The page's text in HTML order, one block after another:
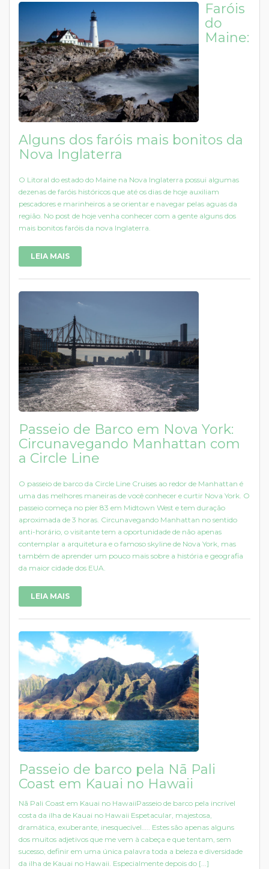
Faróis
do
Maine:
Alguns dos faróis mais bonitos da
Nova Inglaterra
O Litoral do estado do Maine na Nova Inglaterra possui algumas
dezenas de faróis históricos que até os dias de hoje auxiliam
pescadores e marinheiros a se orientar e navegar pelas aguas da
região. No post de hoje venha conhecer com a gente alguns dos
mais bonitos faróis da nova Inglaterra.
LEIA MAIS
Passeio de Barco em Nova York:
Circunavegando Manhattan com
a Circle Line
O passeio de barco da Circle Line Cruises ao redor de Manhattan é
uma das melhores maneiras de você conhecer e curtir Nova York. O
passeio começa no píer 83 em Midtown West e tem duração
aproximada de 3 horas. Circunavegando Manhattan no sentido
anti-horário, o visitante tem a oportunidade de não apenas
contemplar a arquitetura e o famoso skyline de Nova York, mas
também de aprender um pouco mais sobre a história e geografia
da maior cidade dos EUA.
LEIA MAIS
Passeio de barco pela Nā Pali
Coast em Kauai no Hawaii
Nā Pali Coast em Kauai no HawaiiPasseio de barco pela incrível
costa da ilha de Kauai no Hawaii Espetacular, majestosa,
dramática, exuberante, inesquecível….. Estes são apenas alguns
dos muitos adjetivos que me vem à cabeça e que tentam, sem
sucesso, definir em uma única palavra toda a beleza e diversidade
da ilha de Kauai no Hawaii. Especialmente depois do [...]